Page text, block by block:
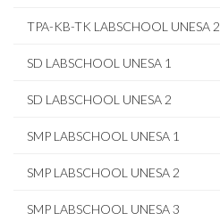
TPA-KB-TK LABSCHOOL UNESA 2
SD LABSCHOOL UNESA 1
SD LABSCHOOL UNESA 2
SMP LABSCHOOL UNESA 1
SMP LABSCHOOL UNESA 2
SMP LABSCHOOL UNESA 3